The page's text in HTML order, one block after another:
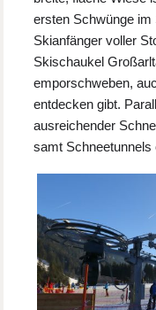
ersten Schwünge
Skianfänger voller
Skischaukel
emporschweben,
entdecken gibt.
ausreichender
samt Schneetunnels